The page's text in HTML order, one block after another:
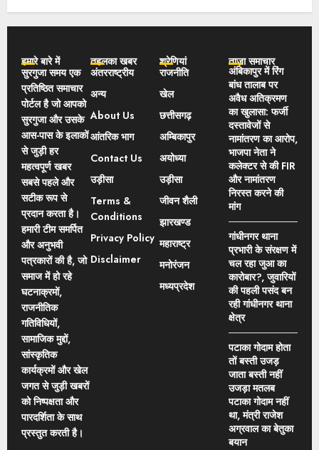
हमारे बारे में
सुरगुजा समय एक
प्रतिष्ठित समाचार
पोर्टल है जो आपको
सुरगुजा और उसके
आस-पास के इलाकों
से जुड़ी हर
महत्वपूर्ण खबर
सबसे पहले और
सटीक रूप से
प्रदान करता है।
हमारी टीम समर्पित
और अनुभवी
पत्रकारों की है, जो
समाज में हो रहे
घटनाक्रमों,
राजनीतिक
गतिविधियों,
सामाजिक मुद्दों,
सांस्कृतिक
कार्यक्रमों और खेल
जगत से जुड़ी खबरों
को निष्पक्षता और
पारदर्शिता के साथ
प्रस्तुत करती है।
तहलका खबर
अंतरराष्ट्रीय
अन्य
About Us
आंतरिक भाग
Contact Us
उड़ीसा
Terms &
Conditions
Privacy Policy
Disclaimer
श्रेणियां
राजनीति
खेल
छत्तीसगढ़
अम्बिकापुर
अयोध्या
उड़ीसा
जीवन शैली
झारखण्ड
महाराष्ट्र
मनोरंजन
मध्यप्रदेश
ताज़ा समाचार
अंबिकापुर में रिंग
बांध तालाब पर
अवैध अतिक्रमण
का खुलासा: फर्जी
दस्तावेजों से
नामांतरण का आरोप,
भाजपा नेता ने
कलेक्टर से की FIR
और नामांतरण
निरस्त करने की
मांग
गांधीनगर थाना
प्रभारी के संरक्षण में
चल रहा जुआ का
कारोबार?, जुवारियों
की पहली पसंद बन
रही गांधीनगर थाना
क्षेत्र
पटाका गोदाम होता
तों बस्ती उजड़
जाता बस्ती नहीं
उजड़ा मतलब
पटाका गोदाम नहीं
था, मंत्री राजेश
अग्रवाल का बेतुका
बयान